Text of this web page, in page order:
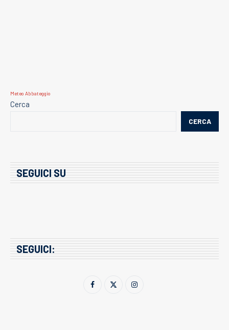
Meteo Abbateggio
Cerca
CERCA
SEGUICI SU
SEGUICI: